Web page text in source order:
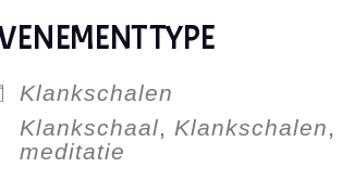
iCalendar
TYPE
Klankschalen
Klankschaal, Klankschalen,
meditatie